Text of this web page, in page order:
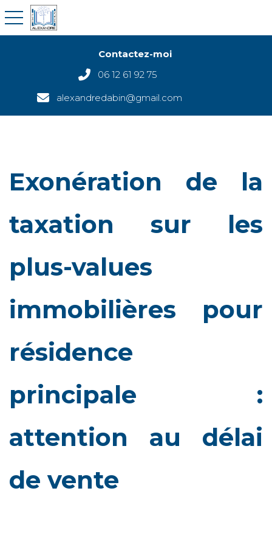
toggle navigation
Contactez-moi
06 12 61 92 75
alexandredabin@gmail.com
Exonération de la
taxation sur les
plus-values
immobilières pour
résidence
principale :
attention au délai
de vente